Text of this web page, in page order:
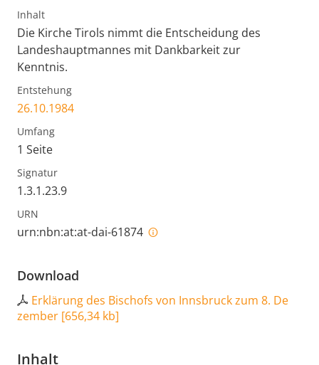
Inhalt
Die Kirche Tirols nimmt die Entscheidung des
Landeshauptmannes mit Dankbarkeit zur
Kenntnis.
Entstehung
26.10.1984
Umfang
1 Seite
Signatur
1.3.1.23.9
URN
urn:nbn:at:at-dai-61874
Download
Erklärung des Bischofs von Innsbruck zum 8. De
zember [656,34 kb]
Inhalt